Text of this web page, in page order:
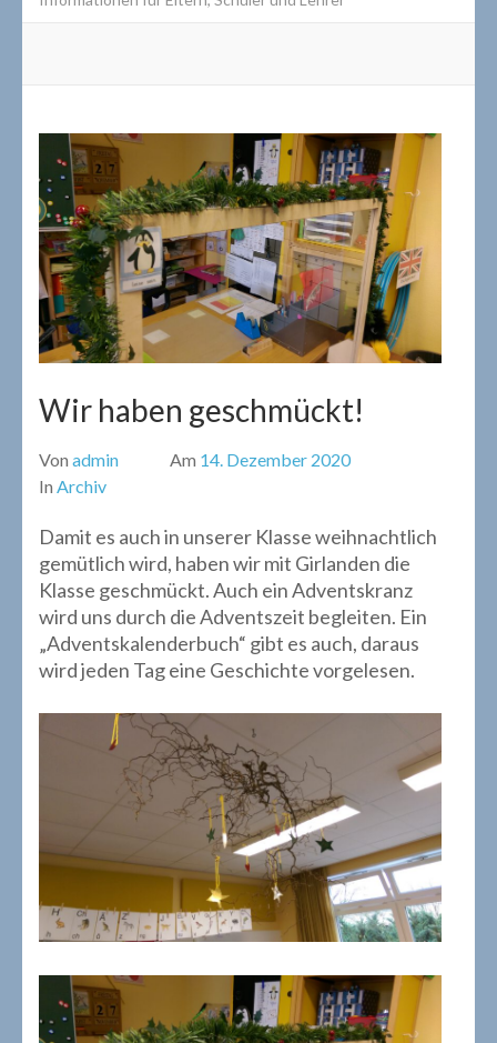
Wir haben geschmückt!
Von admin Am 14. Dezember 2020
In Archiv
Damit es auch in unserer Klasse weihnachtlich
gemütlich wird, haben wir mit Girlanden die
Klasse geschmückt. Auch ein Adventskranz
wird uns durch die Adventszeit begleiten. Ein
„Adventskalenderbuch“ gibt es auch, daraus
wird jeden Tag eine Geschichte vorgelesen.